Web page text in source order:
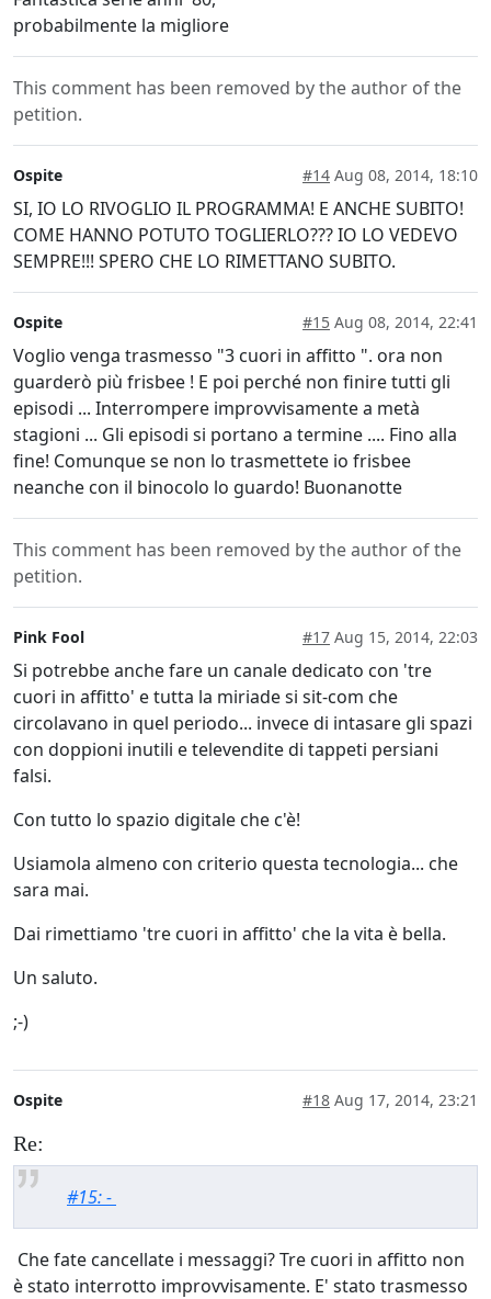
probabilmente la migliore
This comment has been removed by the author of the
petition.
Ospite #14 Aug 08, 2014, 18:10
SI, IO LO RIVOGLIO IL PROGRAMMA! E ANCHE SUBITO!
COME HANNO POTUTO TOGLIERLO??? IO LO VEDEVO
SEMPRE!!! SPERO CHE LO RIMETTANO SUBITO.
Ospite #15 Aug 08, 2014, 22:41
Voglio venga trasmesso "3 cuori in affitto ". ora non
guarderò più frisbee ! E poi perché non finire tutti gli
episodi ... Interrompere improvvisamente a metà
stagioni ... Gli episodi si portano a termine .... Fino alla
fine! Comunque se non lo trasmettete io frisbee
neanche con il binocolo lo guardo! Buonanotte
This comment has been removed by the author of the
petition.
Pink Fool #17 Aug 15, 2014, 22:03
Si potrebbe anche fare un canale dedicato con 'tre
cuori in affitto' e tutta la miriade si sit-com che
circolavano in quel periodo... invece di intasare gli spazi
con doppioni inutili e televendite di tappeti persiani
falsi.
Con tutto lo spazio digitale che c'è!
Usiamola almeno con criterio questa tecnologia... che
sara mai.
Dai rimettiamo 'tre cuori in affitto' che la vita è bella.
Un saluto.
;-)
Ospite #18 Aug 17, 2014, 23:21
Re:
#15: -
Che fate cancellate i messaggi? Tre cuori in affitto non
è stato interrotto improvvisamente. E' stato trasmesso